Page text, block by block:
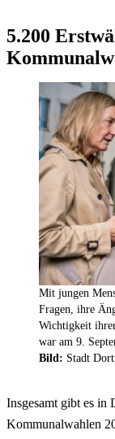
5.200
Mit jungen
Fragen, ihre
Wichtigkeit
war am 9.
Bild: Stadt
Insgesamt gibt es in
Kommunalwahlen